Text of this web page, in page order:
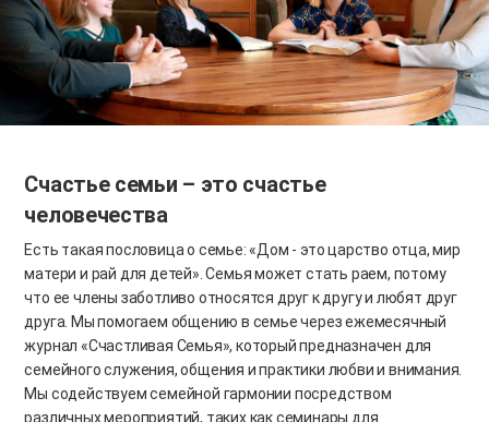
Счастье семьи – это счастье
человечества
Есть такая пословица о семье: «Дом - это царство отца, мир
матери и рай для детей». Семья может стать раем, потому
что ее члены заботливо относятся друг к другу и любят друг
друга. Мы помогаем общению в семье через ежемесячный
журнал «Счастливая Семья», который предназначен для
семейного служения, общения и практики любви и внимания.
Мы содействуем семейной гармонии посредством
различных мероприятий, таких как семинары для